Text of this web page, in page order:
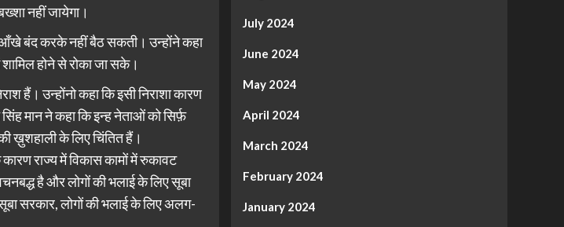
नहीं जायेगा।
आँखे बंद करके नहीं बैठ सकती। उन्होंने कहा
होने से रोका जा सके।
हैं। उन्होंनो कहा कि इसी निराशा कारण
मान ने कहा कि इन्ह नेताओं को सिर्फ़
ख़ुशहाली के लिए चिंतित हैं।
राज्य में विकास कामों में रुकावट
है और लोगों की भलाई के लिए सूबा
सरकार, लोगों की भलाई के लिए अलग-
July 2024
June 2024
May 2024
April 2024
March 2024
February 2024
January 2024